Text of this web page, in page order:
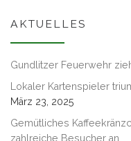
AKTUELLES
Gundlitzer Feuerwehr
Lokaler Kartenspieler
März 23, 2025
Gemütliches
zahlreiche Besucher an